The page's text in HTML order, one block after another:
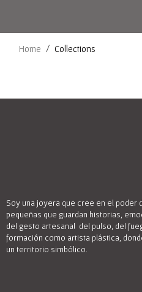
Home / Collections
Soy una joyera que cree en el
pequeñas que guardan historias,
del gesto artesanal del pulso, del
formación como artista plástica,
un territorio simbólico.